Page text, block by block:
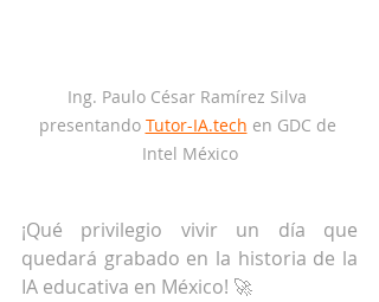
Ing. Paulo César Ramírez Silva
presentando Tutor-IA.tech en GDC de
Intel México
¡Qué privilegio vivir un día que
quedará grabado en la historia de la
IA educativa en México! 🚀